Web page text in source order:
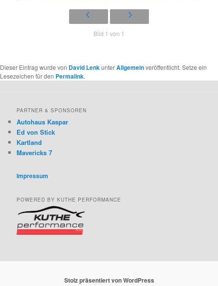
Bild 1 von 1
Dieser Eintrag wurde von David LenkunterAllgemeinveröffentlicht. Setze ein
Lesezeichen für den Permalink.
PARTNER & SPONSOREN
Autohaus Kaspar
Ed von Stick
Kartland
Mavericks 7
Impressum
POWERED BY KUTHE PERFORMANCE
Stolz präsentiert von WordPress